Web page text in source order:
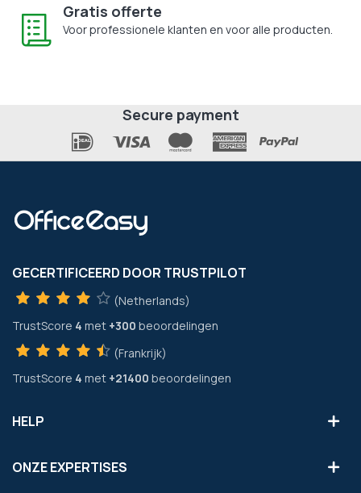
Gratis offerte
Voor professionele klanten en voor alle producten.
Secure payment
GECERTIFICEERD DOOR TRUSTPILOT
(Netherlands)
TrustScore 4 met +300 beoordelingen
(Frankrijk)
TrustScore 4 met +21400 beoordelingen
HELP
ONZE EXPERTISES